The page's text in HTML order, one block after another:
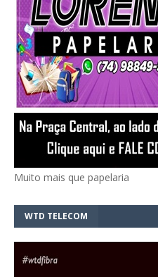
Muito mais que papelaria
WTD TELECOM